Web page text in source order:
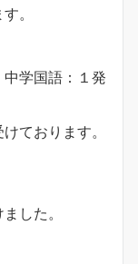
。
学国語：１発
ております。
した。